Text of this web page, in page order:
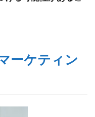
ーケティン